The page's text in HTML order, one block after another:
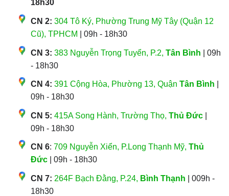
18h30
CN 2: 304 Tô Ký, Phường Trung Mỹ Tây (Quận 12
Cũ), TPHCM
| 09h - 18h30
CN 3: 383 Nguyễn Trọng Tuyển, P.2, Tân Bình | 09h
- 18h30
CN 4: 391 Cộng Hòa, Phường 13, Quận Tân Bình
09h - 18h30
CN 5: 415A Song Hành, Trường Thọ, Thủ Đức
09h - 18h30
CN 6: 709 Nguyễn Xiển, P.Long Thạnh Mỹ, Thủ
Đức | 09h - 18h30
CN 7: 264F Bạch Đằng, P.24, Bình Thạnh | 009h -
18h30